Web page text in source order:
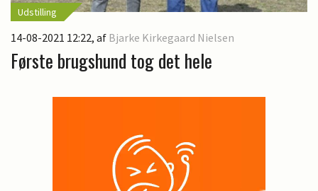
Udstilling
14-08-2021 12:22, af Bjarke Kirkegaard Nielsen
Første brugshund tog det hele